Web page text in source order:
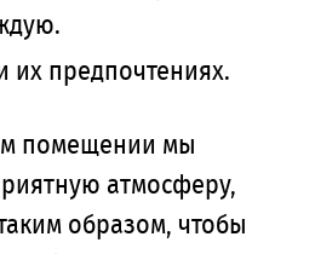
их предпочтениях.
помещении мы
атмосферу,
образом, чтобы